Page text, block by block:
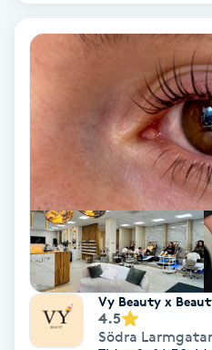
Brynfärgning
Bröllopsuppsättning
Celluliter
Coachning
Color correction
Vy Beauty x
4.5
Södra